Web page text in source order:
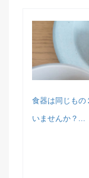
食器は同じもの
いませんか？...